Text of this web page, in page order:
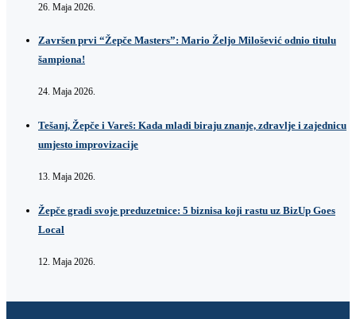
26. Maja 2026.
Završen prvi “Žepče Masters”: Mario Željo Milošević odnio titulu
šampiona!
24. Maja 2026.
Tešanj, Žepče i Vareš: Kada mladi biraju znanje, zdravlje i zajednicu
umjesto improvizacije
13. Maja 2026.
Žepče gradi svoje preduzetnice: 5 biznisa koji rastu uz BizUp Goes
Local
12. Maja 2026.